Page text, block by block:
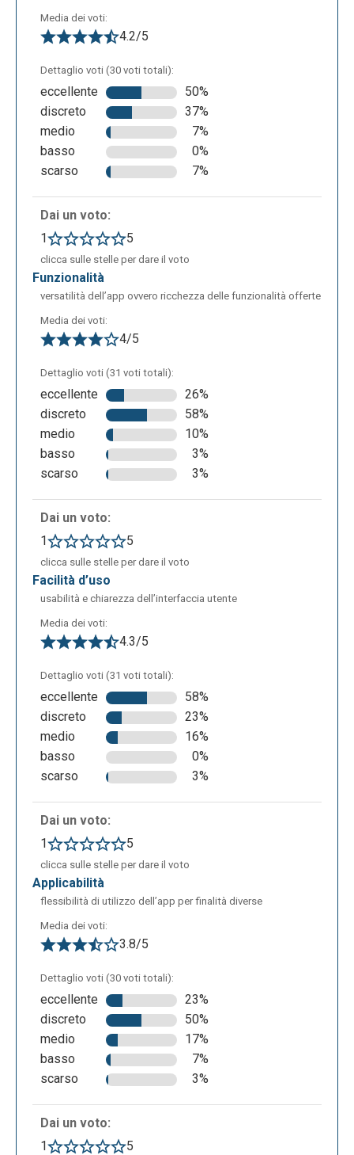
menù a sinistra, altre slides personalizzate oppure
attingere dalla "question bank" per inserire domande
"enter Kahoot title" bisognerà inserire una serie di
impostazioni come il titolo, la descrizione, la lingua,
la visibilità, ecc. Una volta completato sarà possibile
salvare il quiz o condividerlo con altri utenti.
Per sottoporre gli studenti al quiz basterà tornare
alla dashboard, cliccare su "host Kahoot", scegliere
quale quiz somministrare tra quelli creati e decidere
se somministrarlo a una classe virtuale o a singoli
utenti. Dopodiché verrà elaborato il pin da distribuire
agli utenti in modo che possano svolgere il compito.
Media dei voti:
4.2/5
Dettaglio voti (30 voti totali):
eccellente
50%
discreto
37%
medio
7%
basso
0%
scarso
7%
Dai un voto:
1
5
clicca sulle stelle per dare il voto
funzionalità
versatilità dell’app ovvero ricchezza delle funzionalità offerte
Media dei voti:
4/5
Dettaglio voti (31 voti totali):
eccellente
26%
discreto
58%
medio
10%
basso
3%
scarso
3%
Dai un voto:
1
5
clicca sulle stelle per dare il voto
facilità d’uso
usabilità e chiarezza dell’interfaccia utente
Media dei voti:
4.3/5
Dettaglio voti (31 voti totali):
eccellente
58%
discreto
23%
medio
16%
basso
0%
scarso
3%
Dai un voto:
1
5
clicca sulle stelle per dare il voto
applicabilità
flessibilità di utilizzo dell’app per finalità diverse
Media dei voti:
3.8/5
Dettaglio voti (30 voti totali):
eccellente
23%
discreto
50%
medio
17%
basso
7%
scarso
3%
Dai un voto:
1
5